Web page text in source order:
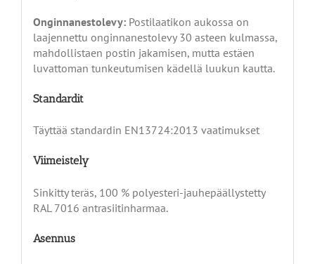
Onginnanestolevy:Postilaatikon aukossa on
laajennettu onginnanestolevy 30 asteen kulmassa,
mahdollistaen postin jakamisen, mutta estäen
luvattoman tunkeutumisen kädellä luukun kautta.
Standardit
Täyttää standardin EN13724:2013 vaatimukset
Viimeistely
Sinkitty teräs, 100 % polyesteri-jauhepäällystetty
RAL 7016 antrasiitinharmaa.
Asennus